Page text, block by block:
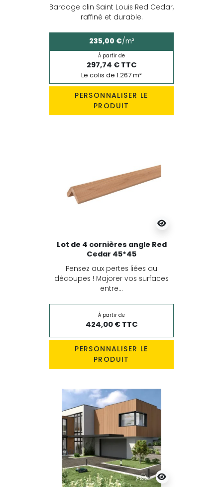
Bardage clin Saint Louis Red Cedar,
raffiné et durable.
235,00 €/m²
À partir de
297,74 € TTC
Le colis de 1.267 m²
PERSONNALISER LE
PRODUIT
Lot de 4 cornières angle Red
Cedar 45*45
Pensez aux pertes liées au
découpes ! Majorer vos surfaces
entre...
À partir de
424,00 € TTC
PERSONNALISER LE
PRODUIT